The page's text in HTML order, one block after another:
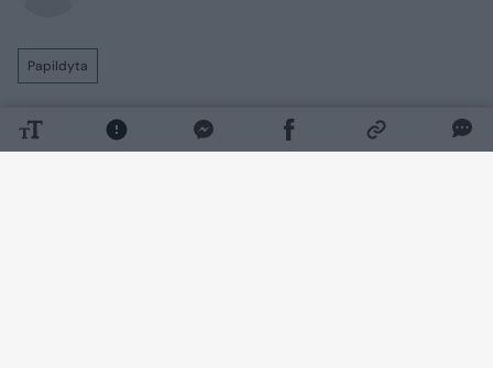
Papildyta
Ateinančią parą – audringi orai.
Ketvirtadienio naktį vietomis trumpas